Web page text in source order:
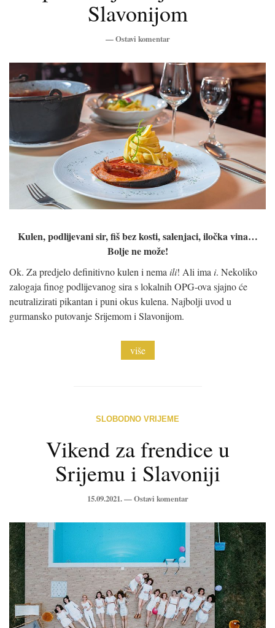
Slavonijom
—Ostavi komentar
Kulen, podlijevani sir, fiš bez kosti, salenjaci, iločka vina…
Bolje ne može!
Ok. Za predjelo definitivno kulen i nema ili! Ali ima i. Nekoliko
zalogaja finog podlijevanog sira s lokalnih OPG-ova sjajno će
neutralizirati pikantan i puni okus kulena. Najbolji uvod u
gurmansko putovanje Srijemom i Slavonijom.
više
SLOBODNO VRIJEME
Vikend za frendice u
Srijemu i Slavoniji
15.09.2021. —Ostavi komentar